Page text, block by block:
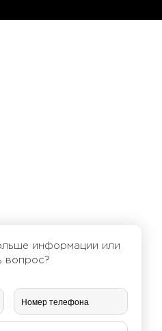
информации или
вопрос?